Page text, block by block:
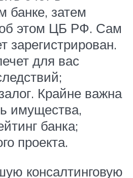
банке, затем
этом ЦБ РФ. Сам
зарегистрирован.
для вас
Крайне важна
имущества,
банка;
проекта.
консалтинговую